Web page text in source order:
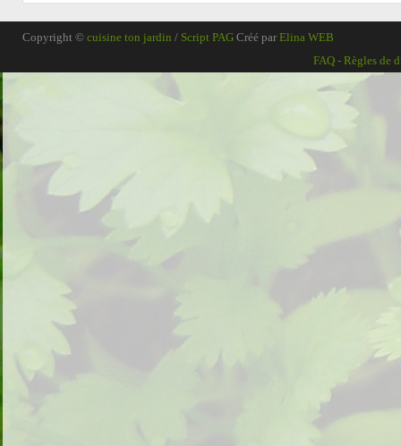
Copyright © cuisine ton jardin / Script PAG Créé par Elina WEB
FAQ - Règles de